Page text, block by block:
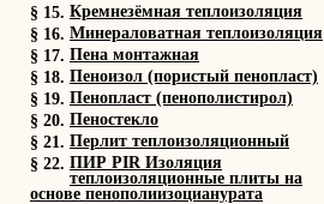
§ 15. Кремнезёмная теплоизоляция
§ 16. Минераловатная теплоизоляция
§ 17. Пена монтажная
§ 18. Пеноизол (пористый пенопласт)
§ 19. Пенопласт (пенополистирол)
§ 20. Пеностекло
§ 21. Перлит теплоизоляционный
§ 22. ПИР PIR Изоляция
теплоизоляционные плиты на
основе пенополиизоцианурата